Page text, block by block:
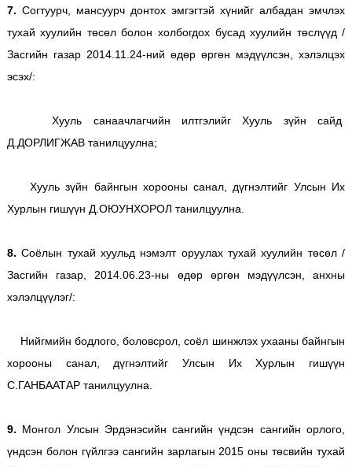
7. Согтуурч, мансуурч донтох эмгэгтэй хүнийг албадан эмчлэх
тухай хуулийн төсөл болон холбогдох бусад хуулийн төслүүд /
Засгийн газар 2014.11.24-ний өдөр өргөн мэдүүлсэн, хэлэлцэх
эсэх/:
Хууль санаачлагчийн илтгэлийг Хууль зүйн сайд
Д.ДОРЛИГЖАВ танилцуулна;
Хууль зүйн байнгын хорооны санал, дүгнэлтийг Улсын Их
Хурлын гишүүн Д.ОЮУНХОРОЛ танилцуулна.
8. Соёлын тухай хуульд нэмэлт оруулах тухай хуулийн төсөл /
Засгийн газар, 2014.06.23-ны өдөр өргөн мэдүүлсэн, анхны
хэлэлцүүлэг/:
Нийгмийн бодлого, боловсрол, соёл шинжлэх ухааны байнгын
хорооны санал, дүгнэлтийг Улсын Их Хурлын гишүүн
С.ГАНБААТАР танилцуулна.
9. Монгол Улсын Эрдэнэсийн сангийн үндсэн сангийн орлого,
үндсэн болон гүйлгээ сангийн зарлагын 2015 оны төсвийн тухай